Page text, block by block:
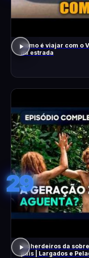
Como é viajar com o
na estrada
29
Os herdeiros da
pais | Largados e